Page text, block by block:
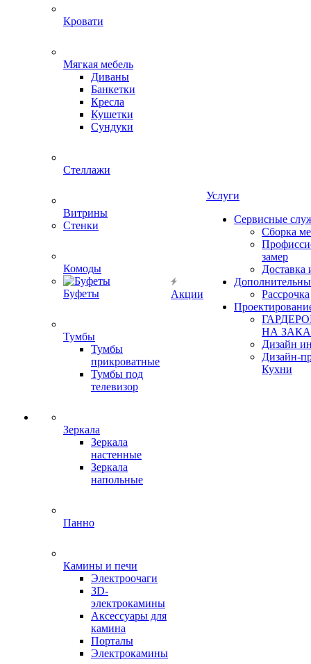
Кровати
Мягкая мебель
Диваны
Банкетки
Кресла
Кушетки
Сундуки
Стеллажи
Витрины
Стенки
Комоды
Буфеты
Тумбы
Тумбы
прикроватные
Тумбы под
телевизор
Зеркала
Зеркала
настенные
Зеркала
напольные
Панно
Камины и печи
Электроочаги
3D-
электрокамины
Аксессуары для
камина
Порталы
Электрокамины
Акции
Услуги
Сервисные
Сборка
замер
Доставка
Рассрочка
НА
Дизайн
Дизайн-
Кухни